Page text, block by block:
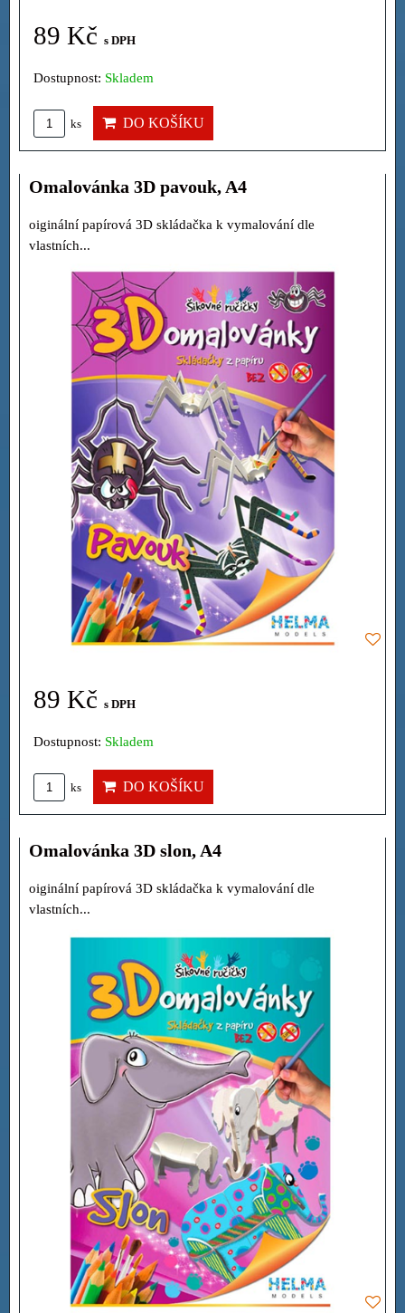
89 Kč s DPH
Dostupnost: Skladem
ks DO KOŠÍKU
Omalovánka 3D pavouk, A4
oiginální papírová 3D skládačka k vymalování dle
vlastních...
89 Kč s DPH
Dostupnost: Skladem
ks DO KOŠÍKU
Omalovánka 3D slon, A4
oiginální papírová 3D skládačka k vymalování dle
vlastních...